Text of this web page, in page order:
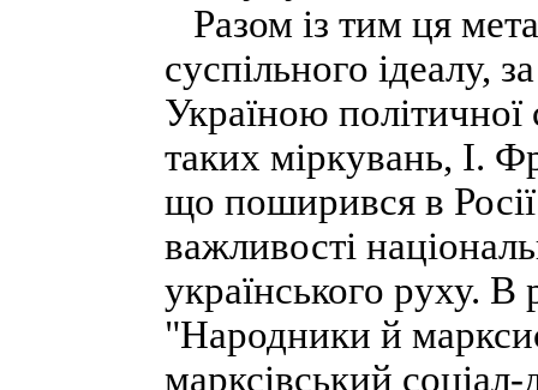
Разом із тим ця
суспільного ідеалу,
Україною
таких міркувань, І.
що поширився в Росії
важливості
українського руху. В
"Народники й
марксівський